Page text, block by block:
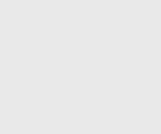
en tu móvil?